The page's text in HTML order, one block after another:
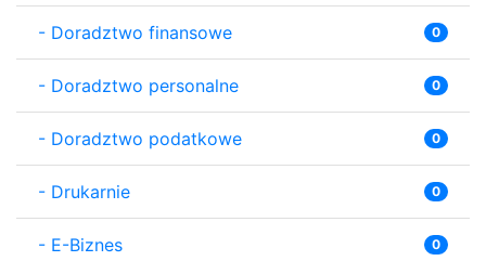
- Doradztwo finansowe 0
- Doradztwo personalne 0
- Doradztwo podatkowe 0
- Drukarnie 0
- E-Biznes 0